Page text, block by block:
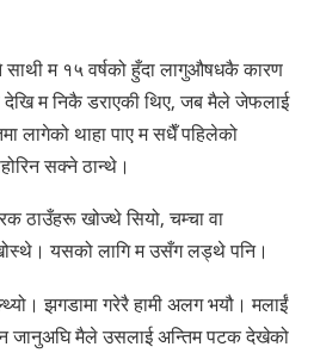
साथी म १५ वर्षको हुँदा लागुऔषधकै कारण
देखि म निकै डराएकी थिए, जब मैले जेफलाई
लागेको थाहा पाए म सधैँ पहिलेको
सक्ने ठान्थे।
खोज्थे सियो, चम्चा वा
यसको लागि म उसँग लड्थे पनि।
झगडामा गरेरै हामी अलग भयौ। मलाईं
जानुअघि मैले उसलाई अन्तिम पटक देखेको